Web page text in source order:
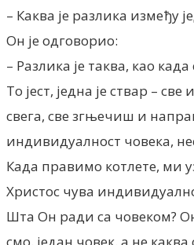
– Каква је разлика између
Он је одговорио:
– Разлика је таква, као
То јест, једна је ствар –
свега, све згњечиш и
индивидуалност човека,
Када правимо котлете, ми
Христос чува
Шта Он ради са човеком? Он
смо, један човек, а не